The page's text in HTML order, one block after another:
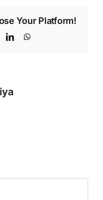
Your Platform!
LinkedIn